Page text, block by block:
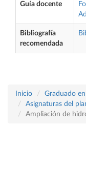
Guía docente
Bibliografía
recomendada
Inicio
Graduado
Asignaturas del
Ampliación de